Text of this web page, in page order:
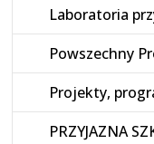
Laboratoria
Powszechny
Projekty,
PRZYJAZNA